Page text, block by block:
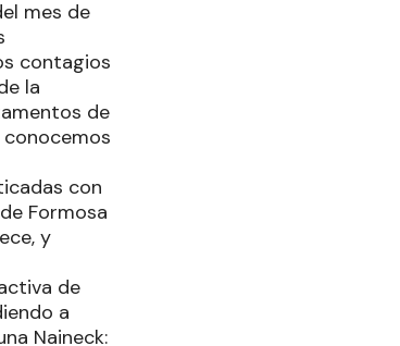
mes de
contagios
la
de
con
Formosa
y
de
a
Naineck: